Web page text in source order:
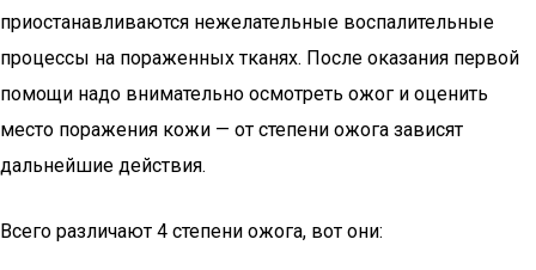
приостанавливаются нежелательные воспалительные
процессы на пораженных тканях. После оказания первой
помощи надо внимательно осмотреть ожог и оценить
место поражения кожи — от степени ожога зависят
дальнейшие действия.
Всего различают 4 степени ожога, вот они: